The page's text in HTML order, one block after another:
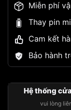
Miễn phí
Thay pin
Cam kết
Bảo hành
Hệ thống
vui lòng